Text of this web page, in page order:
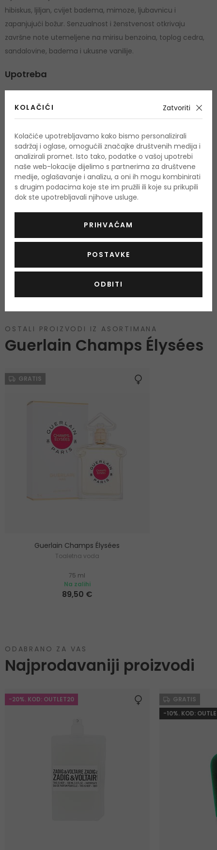
hibiskus, ljiljan, cvijet badema, mimoze, ljubavnicu i
zapanjujući božur. Senzualnost i ženstvenost otkrivaju
završne note utemeljene na mirisu benzoina, toplog cedra,
sandalovine, badema i ukusne vanilije.
Upotreba
zapaljivi su i, ako se pogrešno koriste, također su opasni.
Upozorenje:
Zapaljivo! Nemojte ga koristiti u blizini vatre! Ne
nanositi blizu očiju ili nadražene i osjetljive kože. Rok trajanja
nakon otvaranja označen je na ambalaži.
Ukoliko želite dobiti popis sastojaka za ovaj proizvod, molimo
Vas da nam pošaljete e-mail i mi ćemo vam poslati sliku
mijenjaju sastojke i često nas čak i ne informiraju o tome. Na
OSTALI PROIZVODI IZ ASORTIMANA
Guerlain Champs Élysées
GRATIS
Guerlain Champs Élysées
Toaletna voda
75 ml
Na zalihi
89,50 €
ODABRANO ZA VAS
Najprodavaniji proizvodi
-20%. KOD: OUTLET20
GRATIS
-10%. KOD:
KOLAČIĆI Zatvoriti
Kolačiće upotrebljavamo kako bismo personalizirali
sadržaj i oglase, omogućili značajke društvenih medija i
analizirali promet. Isto tako, podatke o vašoj upotrebi
naše web-lokacije dijelimo s partnerima za društvene
medije, oglašavanje i analizu, a oni ih mogu kombinirati
s drugim podacima koje ste im pružili ili koje su prikupili
dok ste upotrebljavali njihove usluge.
PRIHVAĆAM
POSTAVKE
ODBITI